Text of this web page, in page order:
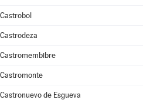
Castrobol
Castrodeza
Castromembibre
Castromonte
Castronuevo de Esgueva